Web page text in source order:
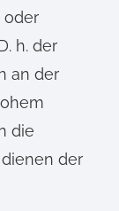
oder
h. der
an der
die
der